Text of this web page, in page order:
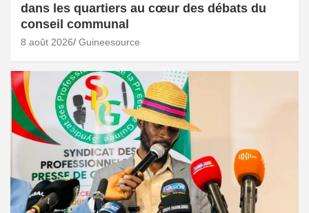
dans les quartiers au cœur des débats du
conseil communal
8 août 2026 Guineesource